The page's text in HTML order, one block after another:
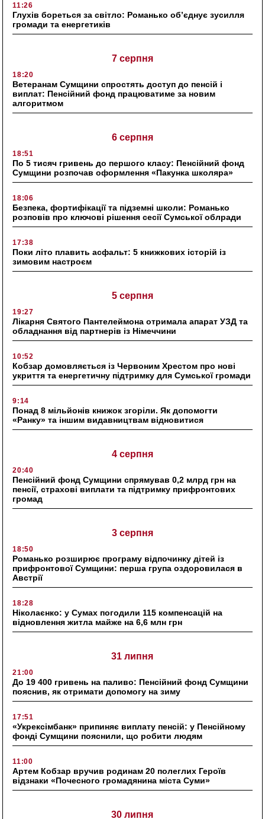
11:26
Глухів бореться за світло: Романько об’єднує зусилля
громади та енергетиків
7 серпня
18:20
Ветеранам Сумщини спростять доступ до пенсій і
виплат: Пенсійний фонд працюватиме за новим
алгоритмом
6 серпня
18:51
По 5 тисяч гривень до першого класу: Пенсійний фонд
Сумщини розпочав оформлення «Пакунка школяра»
18:06
Безпека, фортифікації та підземні школи: Романько
розповів про ключові рішення сесії Сумської облради
17:38
Поки літо плавить асфальт: 5 книжкових історій із
зимовим настроєм
5 серпня
19:27
Лікарня Святого Пантелеймона отримала апарат УЗД та
обладнання від партнерів із Німеччини
10:52
Кобзар домовляється із Червоним Хрестом про нові
укриття та енергетичну підтримку для Сумської громади
9:14
Понад 8 мільйонів книжок згоріли. Як допомогти
«Ранку» та іншим видавництвам відновитися
4 серпня
20:40
Пенсійний фонд Сумщини спрямував 0,2 млрд грн на
пенсії, страхові виплати та підтримку прифронтових
громад
3 серпня
18:50
Романько розширює програму відпочинку дітей із
прифронтової Сумщини: перша група оздоровилася в
Австрії
18:28
Ніколаєнко: у Сумах погодили 115 компенсацій на
відновлення житла майже на 6,6 млн грн
31 липня
21:00
До 19 400 гривень на паливо: Пенсійний фонд Сумщини
пояснив, як отримати допомогу на зиму
17:51
«Укрексімбанк» припиняє виплату пенсій: у Пенсійному
фонді Сумщини пояснили, що робити людям
11:00
Артем Кобзар вручив родинам 20 полеглих Героїв
відзнаки «Почесного громадянина міста Суми»
30 липня